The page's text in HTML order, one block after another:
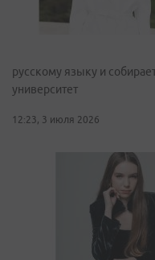
русскому языку и
университет
12:23, 3 июля 2026